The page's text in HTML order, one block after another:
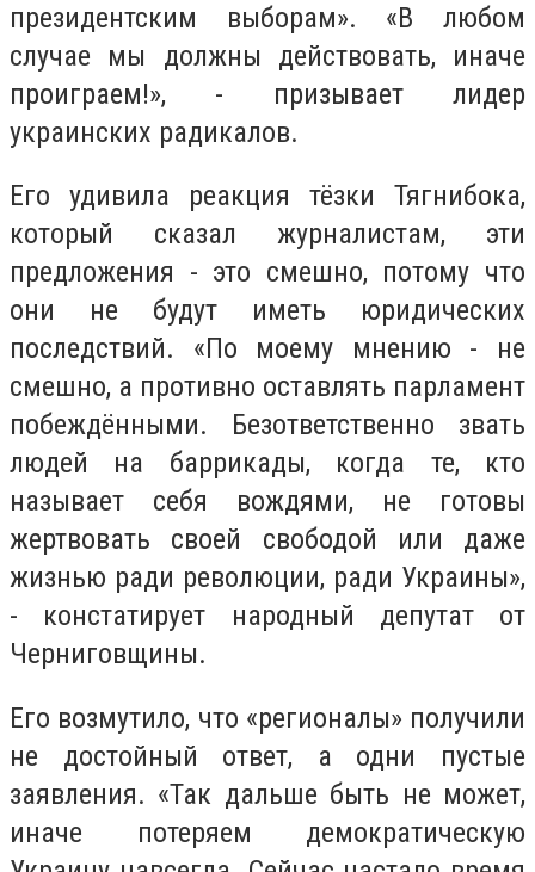
президентским выборам». «В любом
случае мы должны действовать, иначе
проиграем!», - призывает лидер
украинских радикалов.
Его удивила реакция тёзки Тягнибока,
который сказал журналистам, эти
предложения - это смешно, потому что
они не будут иметь юридических
последствий. «По моему мнению - не
смешно, а противно оставлять парламент
побеждёнными. Безответственно звать
людей на баррикады, когда те, кто
называет себя вождями, не готовы
жертвовать своей свободой или даже
жизнью ради революции, ради Украины»,
- констатирует народный депутат от
Черниговщины.
Его возмутило, что «регионалы» получили
не достойный ответ, а одни пустые
заявления. «Так дальше быть не может,
иначе потеряем демократическую